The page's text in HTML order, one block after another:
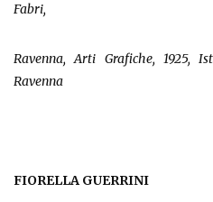
Fabri,
Ravenna, Arti Grafiche, 1925,
Ravenna
FIORELLA GUERRINI